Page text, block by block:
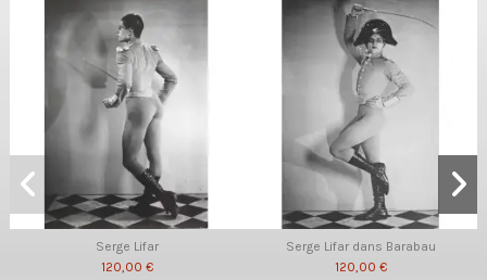
Serge Lifar
120,00 €
Serge Lifar dans Barabau
120,00 €